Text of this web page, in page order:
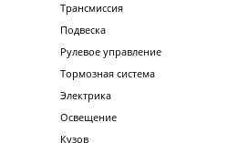
Трансмиссия
Подвеска
Рулевое управление
Тормозная система
Электрика
Освещение
Кузов